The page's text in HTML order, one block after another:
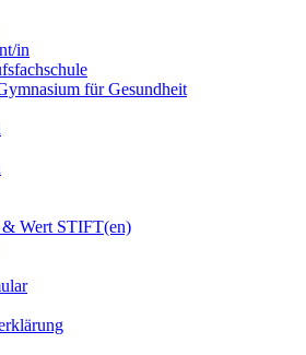
in
für Gesundheit
Wert STIFT(en)